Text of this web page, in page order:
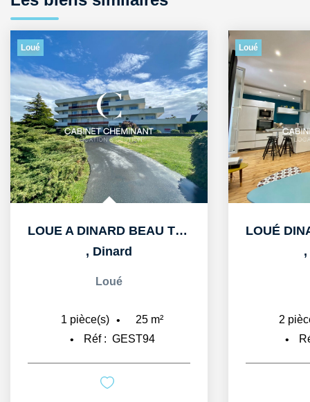
Loué
LOUÉ DINARD APPARTEMENT T2 MEUBLE DE 30M2
, Dinard
Loué
2 pièce(s) 30 m²
Réf : GEST112
Loué
,
3